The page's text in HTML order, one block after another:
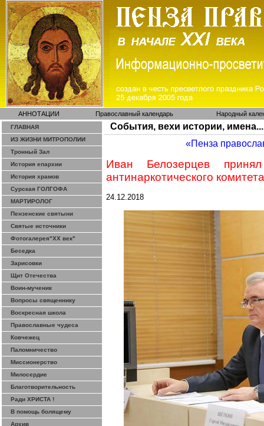
АННОТАЦИИ Православный календарь Народный
ГЛАВНАЯ
ИЗ ЖИЗНИ МИТРОПОЛИИ
Тронный Зал
История епархии
История храмов
Сурская ГОЛГОФА
МАРТИРОЛОГ
Пензенские святыни
Святые источники
Фотогалерея"ХХ век"
Беседка
Зарисовки
Щит Отечества
Воин-мученик
Вопросы священнику
Воскресная школа
Православные чудеса
Ковчежец
Паломничество
Миссионерство
Милосердие
Благотворительность
Ради ХРИСТА !
В помощь болящему
Архив
События, вехи истории, имена...
«Пенза
Иван Белозерцев
антинаркотического комитета
24.12.2018